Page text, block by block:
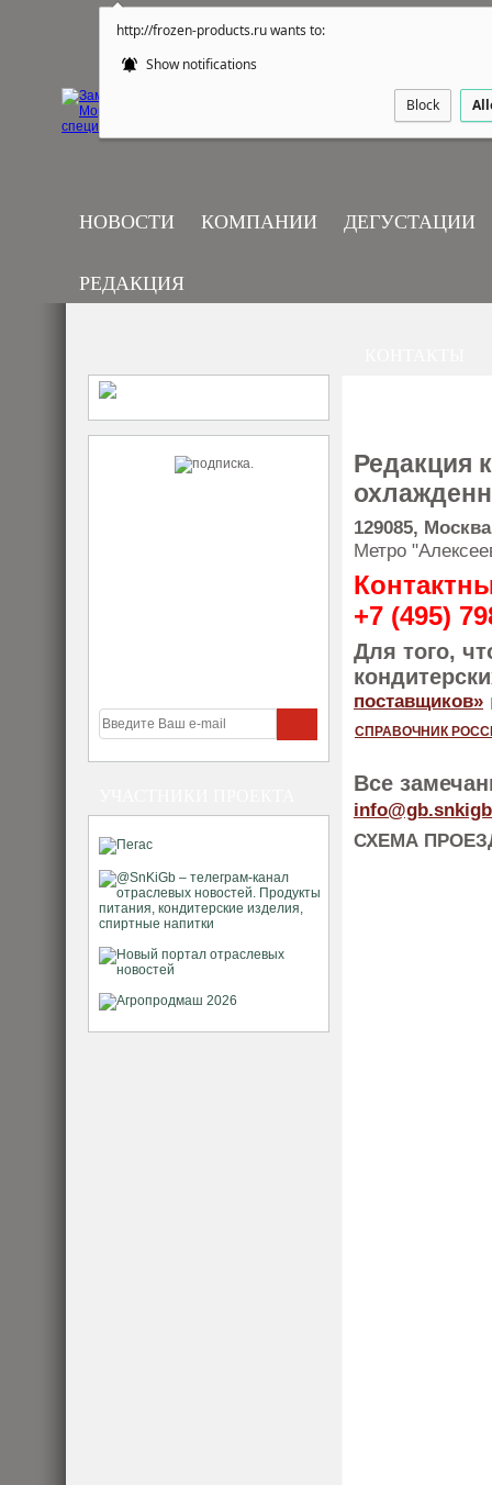
http://frozen-products.ru wants to:
Show notifications
Block
НОВОСТИ КОМПАНИИ ДЕГУСТАЦИИ
РЕДАКЦИЯ
Редакция
129085,
Метро
+7 (495)
Для того,
поставщиков»
СПРАВОЧНИК
Все
info@gb
СХЕМА